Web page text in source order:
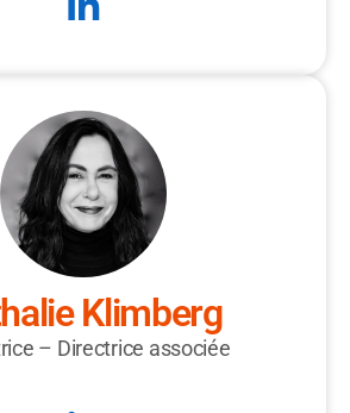
Klimberg
– Directrice associée